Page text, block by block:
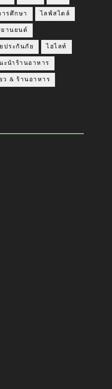
ารศึกษา ไลฟ์สไตล์
ยานยนต์
ประกันภัย ไฮไลท์
ะนำร้านอาหาร
ว & ร้านอาหาร